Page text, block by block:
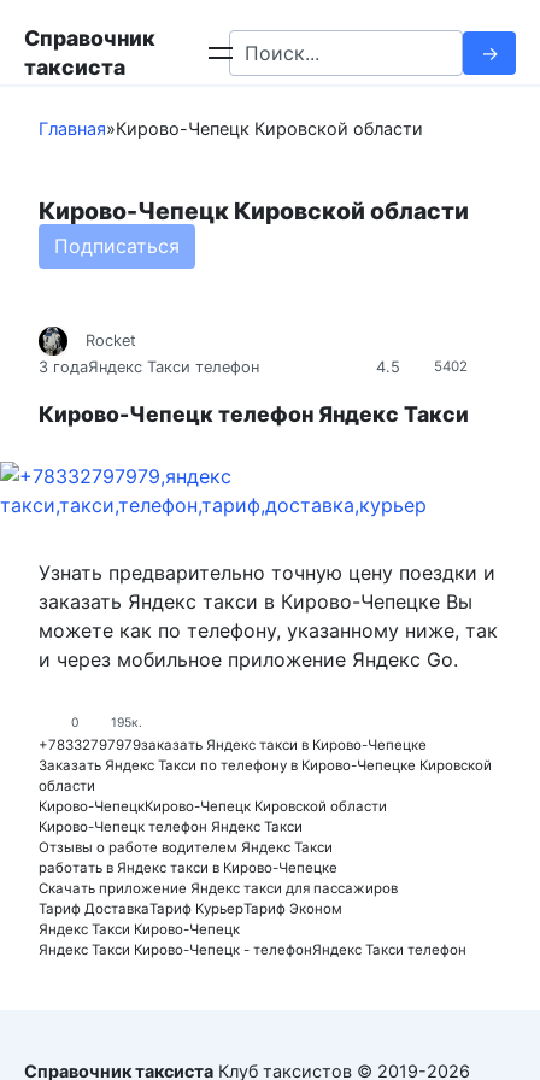
контенту
Справочник
таксиста
Search
for:
Главная»Кирово-Чепецк Кировской области
Кирово-Чепецк Кировской области
Подписаться
5402
4.5
Rocket
3 годаЯндекс Такси телефон
Кирово-Чепецк телефон Яндекс Такси
Узнать предварительно точную цену поездки и
заказать Яндекс такси в Кирово-Чепецке Вы
можете как по телефону, указанному ниже, так
и через мобильное приложение Яндекс Go.
0 195к.
+78332797979заказать Яндекс такси в Кирово-Чепецке
Заказать Яндекс Такси по телефону в Кирово-Чепецке Кировской
области
Кирово-ЧепецкКирово-Чепецк Кировской области
Кирово-Чепецк телефон Яндекс Такси
Отзывы о работе водителем Яндекс Такси
работать в Яндекс такси в Кирово-Чепецке
Скачать приложение Яндекс такси для пассажиров
Тариф ДоставкаТариф КурьерТариф Эконом
Яндекс Такси Кирово-Чепецк
Яндекс Такси Кирово-Чепецк - телефонЯндекс Такси телефон
Справочник таксиста Клуб таксистов © 2019-2026